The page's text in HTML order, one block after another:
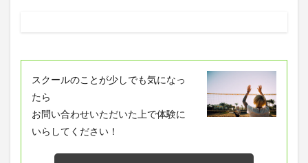
スクールのことが少しでも気になっ
たら
お問い合わせいただいた上で体験に
いらしてください！